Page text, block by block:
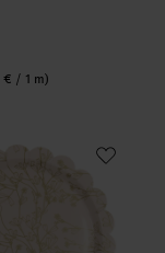
€ / 1 m)
8 Stück
Blumen Apricot/